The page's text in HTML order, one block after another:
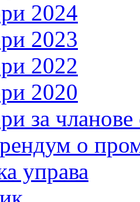
2024
2023
2022
2020
за
о
управа